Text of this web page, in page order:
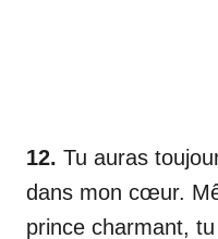
12. Tu auras
dans mon cœur.
prince charmant,